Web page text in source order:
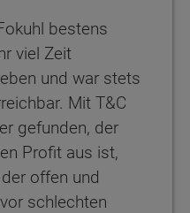
bestens
viel Zeit
und war stets
Mit T&C
gefunden, der
Profit aus ist,
offen und
schlechten